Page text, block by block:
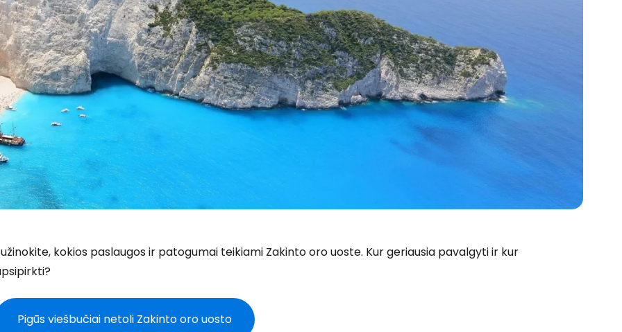
kokios paslaugos ir patogumai teikiami Zakinto oro uoste. Kur geriausia pavalgyti ir kur
Pigūs viešbučiai netoli Zakinto oro uosto